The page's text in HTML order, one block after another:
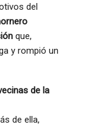
del
que,
y rompió un
de la
de ella,